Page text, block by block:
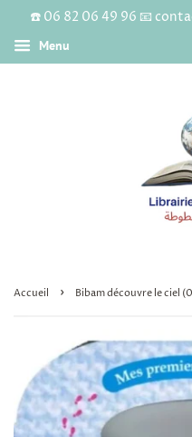
☎️ 06 82 06 49 96 📧
Menu
Accueil › Bibam découvre le ciel